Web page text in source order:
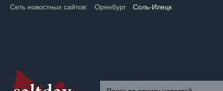
Сеть новостных сайтов: Оренбург Соль-Илецк